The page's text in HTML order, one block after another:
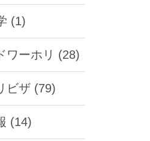
(1)
ワーホリ (28)
ビザ (79)
(14)